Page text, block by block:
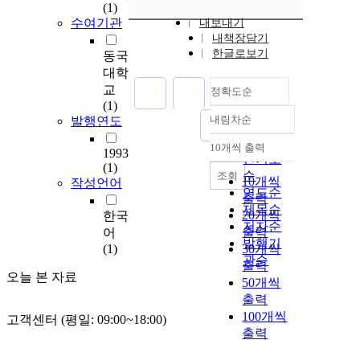
(1)
수여기관
동국
대학
교
(1)
발행연도
1993
(1)
작성언어
한국
어
(1)
오늘 본 자료
내보내기
내책장담기
한글로보기
정확도순
정확도
순
인기도
순
연도순
제목순
저자순
발행기
관순
내림차순
내림차순
10개씩 출력
10개씩
출력
20개씩
출력
30개씩
출력
50개씩
출력
100개씩
출력
조회
고객센터 (평일: 09:00~18:00)